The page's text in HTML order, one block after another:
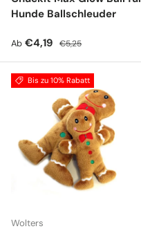
Hunde Ballschleuder
Verkaufspreis
Ab €4,19 Normaler Preis
€5,25
Bis zu 10% Rabatt
Wolters